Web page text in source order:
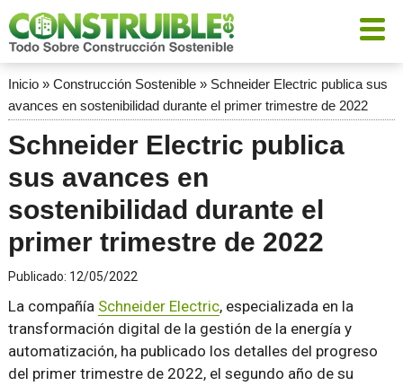
Inicio» Construcción Sostenible» Schneider Electric publica sus
avances en sostenibilidad durante el primer trimestre de 2022
Schneider Electric publica
sus avances en
sostenibilidad durante el
primer trimestre de 2022
Publicado: 12/05/2022
La compañía Schneider Electric, especializada en la
transformación digital de la gestión de la energía y
automatización, ha publicado los detalles del progreso
del primer trimestre de 2022, el segundo año de su